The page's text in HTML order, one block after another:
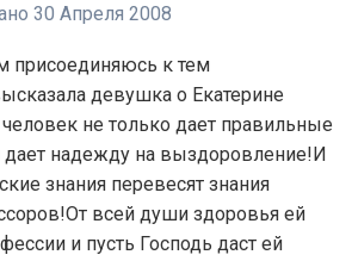
30 Апреля 2008
присоединяюсь к тем
девушка о Екатерине
не только дает правильные
дает надежду на выздоровление!И
знания перевесят знания
всей души здоровья ей
и пусть Господь даст ей